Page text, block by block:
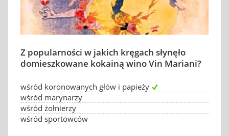
Z popularności w jakich kręgach słynęło
domieszkowane kokainą wino Vin Mariani?
wśród koronowanych głów i papieży
wśród marynarzy
wśród żołnierzy
wśród sportowców